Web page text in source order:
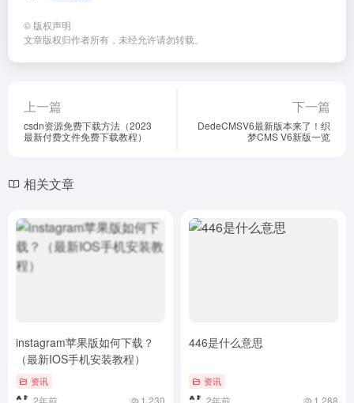
© 版权声明
文章版权归作者所有，未经允许请勿转载。
上一篇
csdn资源免费下载方法（2023
最新付费文件免费下载教程）
下一篇
DedeCMSV6最新版本来了！织
梦CMS V6新版一览
相关文章
instagram苹果版如何下载？
（最新IOS手机安装教程）
资讯
446是什么意思
资讯